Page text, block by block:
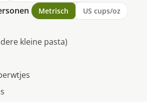
Metrisch US cups/oz
kleine pasta)